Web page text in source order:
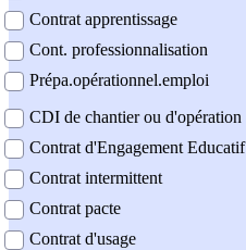
Contrat apprentissage
Cont. professionnalisation
Prépa.opérationnel.emploi
CDI de chantier ou d'opération
Contrat d'Engagement Educatif
Contrat intermittent
Contrat pacte
Contrat d'usage